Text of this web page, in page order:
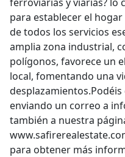
para establecer el
de todos los servicios
amplia zona industrial,
polígonos, favorece un
local, fomentando una
enviando un correo a
también a nuestra
para obtener más